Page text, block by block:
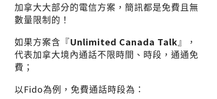
加拿大大部分的電信方案，簡訊都是免費且無
數量限制的！
如果方案含『Unlimited Canada Talk 』，
代表加拿大境內通話不限時間、時段，通通免
費；
以 Fido為例，免費通話時段為：